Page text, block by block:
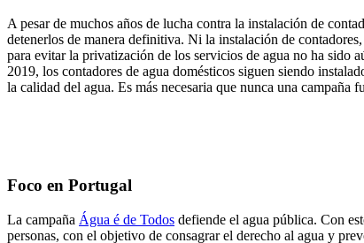
A pesar de muchos años de lucha contra la instalación de
detenerlos de manera definitiva. Ni la instalación de
para evitar la privatización de los servicios de agua no ha sido
2019, los contadores de agua domésticos siguen siendo
la calidad del agua. Es más necesaria que nunca una
Foco en Portugal
La campaña Água é de Todos defiende el agua pública. Con
personas, con el objetivo de consagrar el derecho al agua y